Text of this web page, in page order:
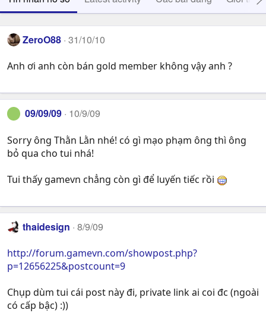
ZeroO88 31/10/10
Anh ơi anh còn bán gold member không vậy anh ?
09/09/09 10/9/09
Sorry ông Thằn Lằn nhé! có gì mạo phạm ông thì ông
bỏ qua cho tui nhá!
Tui thấy gamevn chẳng còn gì để luyến tiếc rồi
thaidesign 8/9/09
http://forum.gamevn.com/showpost.php?
p=12656225&postcount=9
Chụp dùm tui cái post này đi, private link ai coi đc (ngoài
có cấp bậc) :))